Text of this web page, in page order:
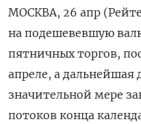
МОСКВА, 26 апр
на подешевевшую
пятничных торгов,
апреле, а
значительной мере
потоков конца